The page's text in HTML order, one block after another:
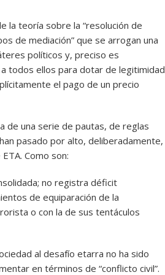
la teoría sobre la “resolución de
de mediación” que se arrogan una
políticos y, preciso es
todos ellos para dotar de legitimidad
el pago de un precio
de una serie de pautas, de reglas
pasado por alto, deliberadamente,
Como son:
no registra déficit
de equiparación de la
o con la de sus tentáculos
al desafío etarra no ha sido
en términos de “conflicto civil”.